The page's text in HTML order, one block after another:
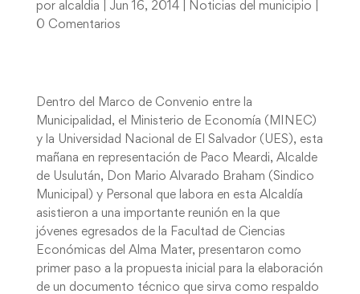
por alcaldia Jun 16, 2014| Noticias del municipio
0 Comentarios
Dentro del Marco de Convenio entre la
Municipalidad, el Ministerio de Economía (MINEC)
y la Universidad Nacional de El Salvador (UES), esta
mañana en representación de Paco Meardi, Alcalde
de Usulután, Don Mario Alvarado Braham (Sindico
Municipal) y Personal que labora en esta Alcaldía
asistieron a una importante reunión en la que
jóvenes egresados de la Facultad de Ciencias
Económicas del Alma Mater, presentaron como
primer paso a la propuesta inicial para la elaboración
de un documento técnico que sirva como respaldo